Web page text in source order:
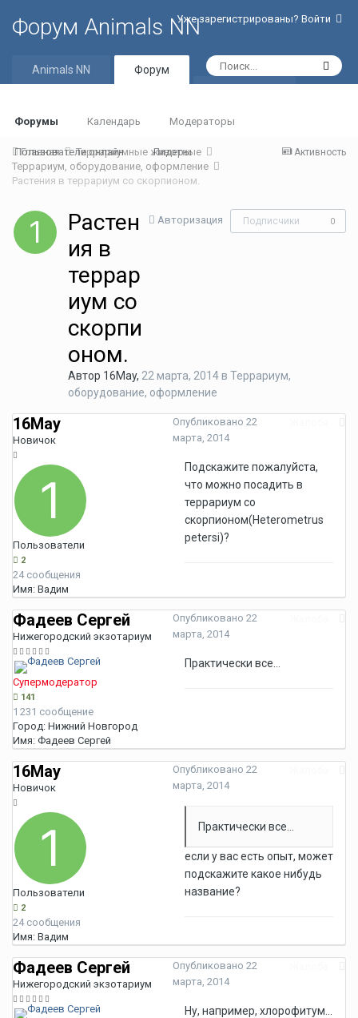
Форум Animals NNУже зарегистрированы? Войти
Animals NN Форум
Форумы Календарь Модераторы
Пользователи онлайн Лидеры Активность
Главная
Террариумные животные
Террариум, оборудование, оформление
Растения в террариум со скорпионом.
Авторизация Подписчики 0
Растен
ия в
террар
иум со
скорпи
оном.
Автор 16May, 22 марта, 2014в Террариум,
оборудование, оформление
16May
Новичок
Пользователи
2
24 сообщения
Имя: Вадим
Опубликовано 22
марта, 2014
Подскажите пожалуйста,
что можно посадить в
террариум со
скорпионом(Heterometrus
petersi)?
Фадеев Сергей
Нижегородский экзотариум
Супермодератор
141
1 231 сообщение
Город: Нижний Новгород
Имя: Фадеев Сергей
Опубликовано 22
марта, 2014
Практически все...
16May
Новичок
Пользователи
2
24 сообщения
Имя: Вадим
Опубликовано 22
марта, 2014
Практически все...
если у вас есть опыт, может
подскажите какое нибудь
название?
Фадеев Сергей
Нижегородский экзотариум
Опубликовано 22
марта, 2014
Ну, например, хлорофитум...